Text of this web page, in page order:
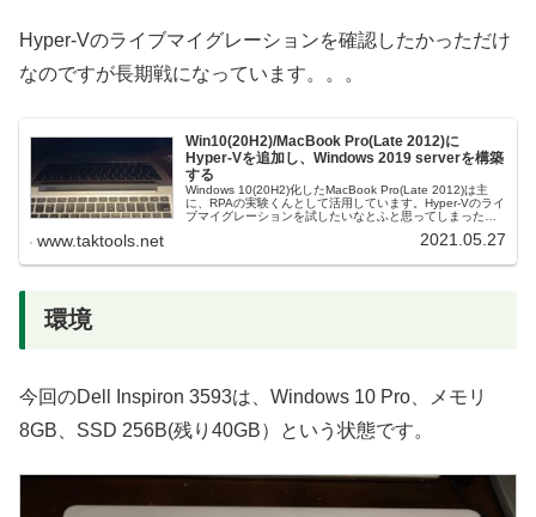
Hyper-Vのライブマイグレーションを確認したかっただけ
なのですが長期戦になっています。。。
Win10(20H2)/MacBook Pro(Late 2012)に
Hyper-Vを追加し、Windows 2019 serverを構築
する
Windows 10(20H2)化したMacBook Pro(Late 2012)は主
に、RPAの実験くんとして活用しています。Hyper-Vのライ
ブマイグレーションを試したいなとふと思ってしまったの
www.taktools.net 2021.05.27
環境
今回のDell Inspiron 3593は、Windows 10 Pro、メモリ
8GB、SSD 256B(残り40GB）という状態です。